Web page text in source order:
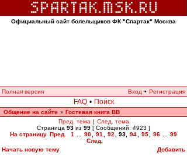
Официальный сайт болельщиков ФК "Спартак" Москва
Полная версия Вход • Регистрация
FAQ • Поиск
Общение на сайте » Гостевая книга ВВ
Пред. тема | След. тема
Страница 93 из 99 [ Сообщений: 4923 ]
На страницу Пред. 1 90 91 92 93 94 95 96
99
След.
Начать новую тему
Добавить